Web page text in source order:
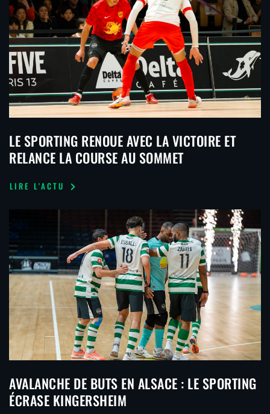
LE SPORTING RENOUE AVEC LA VICTOIRE ET
RELANCE LA COURSE AU SOMMET
LIRE L'ACTU
AVALANCHE DE BUTS EN ALSACE : LE SPORTING
ÉCRASE KINGERSHEIM